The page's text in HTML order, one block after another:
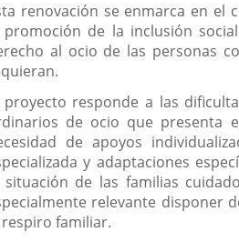
renovación se enmarca en el
promoción de la inclusión
al ocio de las personas
proyecto responde a las
de ocio que presenta
de apoyos
y adaptaciones
situación de las familias
relevante disponer
familiar.